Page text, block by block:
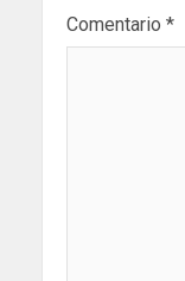
Comentario *